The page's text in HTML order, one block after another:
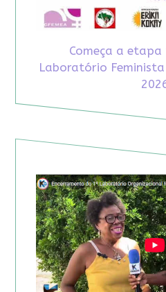
Começa a etapa
Laboratório